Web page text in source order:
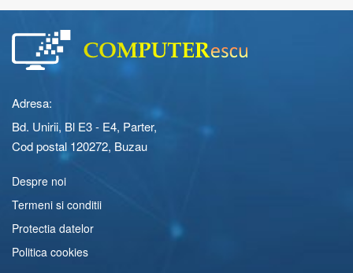
Adresa:
Bd. Unirii, Bl E3 - E4, Parter,
Cod postal 120272, Buzau
Despre noi
Termeni si conditii
Protectia datelor
Politica cookies